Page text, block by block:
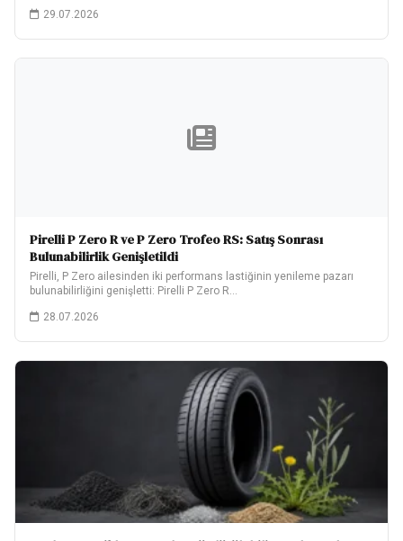
29.07.2026
Pirelli P Zero R ve P Zero Trofeo RS: Satış Sonrası
Bulunabilirlik Genişletildi
Pirelli, P Zero ailesinden iki performans lastiğinin yenileme pazarı
bulunabilirliğini genişletti: Pirelli P Zero R…
28.07.2026